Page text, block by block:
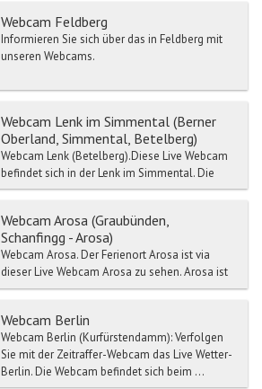
Webcam Feldberg
Informieren Sie sich über das in Feldberg mit
unseren Webcams.
Webcam Lenk im Simmental (Berner
Oberland, Simmental, Betelberg)
Webcam Lenk (Betelberg).Diese Live Webcam
befindet sich in der Lenk im Simmental. Die
Lenk ist die höchst gelegene Gemeinde im
Webcam Arosa (Graubünden,
Schanfingg - Arosa)
Webcam Arosa. Der Ferienort Arosa ist via
dieser Live Webcam Arosa zu sehen. Arosa ist
eine Gemeinde im Kanton Graubünden. Arosa
Webcam Berlin
Webcam Berlin (Kurfürstendamm): Verfolgen
Sie mit der Zeitraffer-Webcam das Live Wetter-
Berlin. Die Webcam befindet sich beim ...